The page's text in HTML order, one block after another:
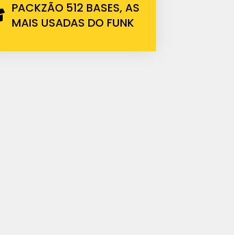
PACKZÃO 512 BASES, AS
MAIS USADAS DO FUNK